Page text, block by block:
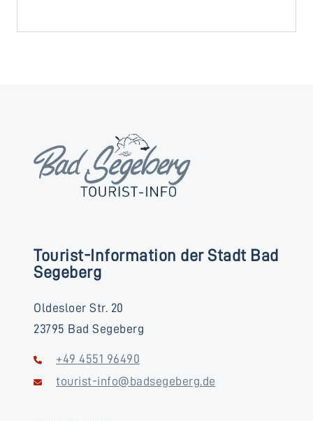
Tourist-Information der Stadt Bad
Segeberg
Oldesloer Str. 20
23795 Bad Segeberg
+49 4551 96490
tourist-info@badsegeberg.de